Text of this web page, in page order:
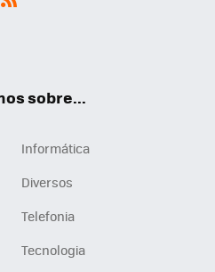
sobre...
Informática
Diversos
Telefonia
Tecnologia